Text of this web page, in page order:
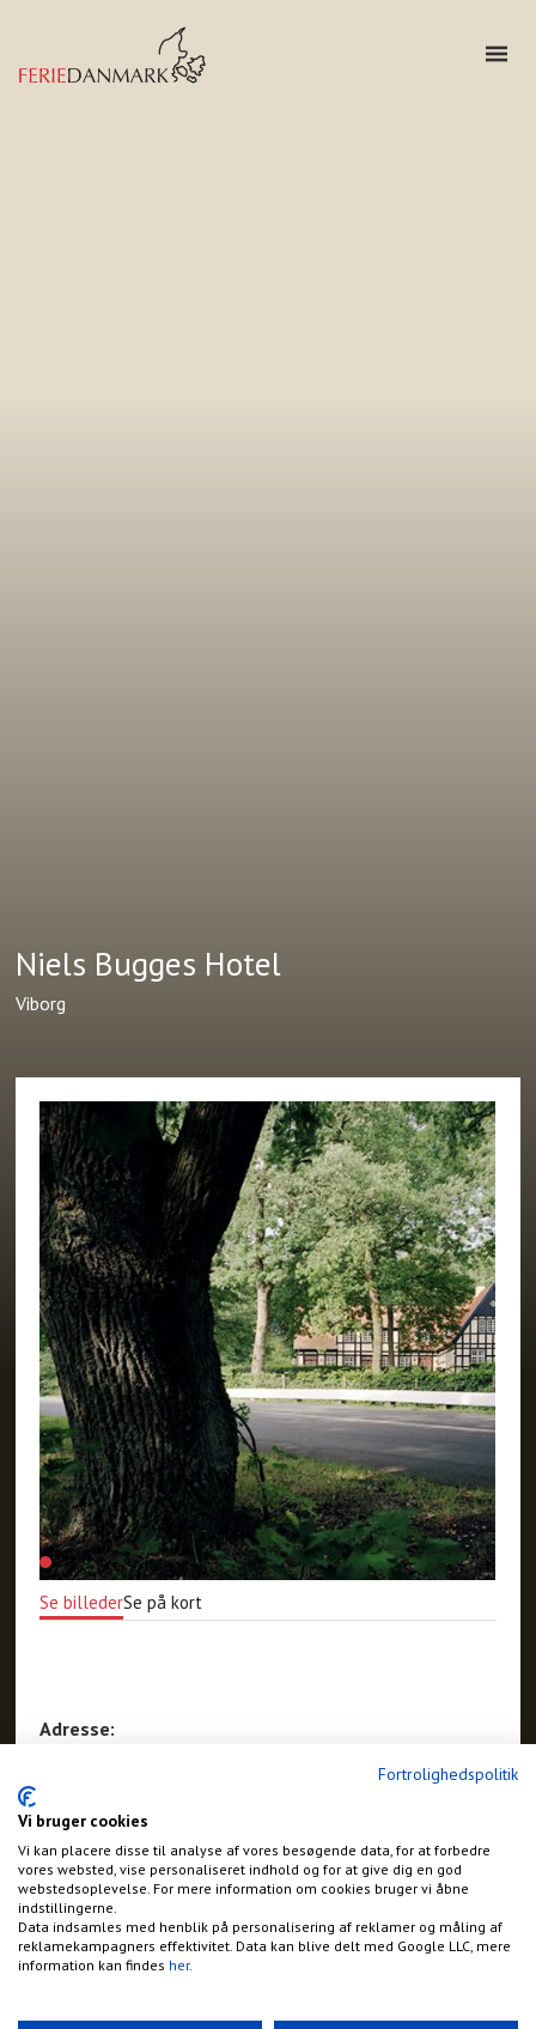
Fortrolighedspolitik
Vi bruger cookies
Vi kan placere disse til analyse af vores besøgende data, for at forbedre
vores websted, vise personaliseret indhold og for at give dig en god
webstedsoplevelse. For mere information om cookies bruger vi åbne
indstillingerne.
Data indsamles med henblik på personalisering af reklamer og måling af
reklamekampagners effektivitet. Data kan blive delt med Google LLC, mere
information kan findes her.
Niels Bugges Hotel
Viborg
Se billederSe på kort
Adresse: